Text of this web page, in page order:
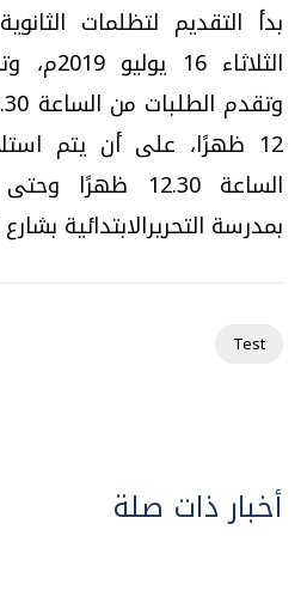
بدأ التقديم لتظلمات
12 ظهرًا، على أن يتم
بمدرسة التحريرالابتدائية
Test
أخبار ذات صلة